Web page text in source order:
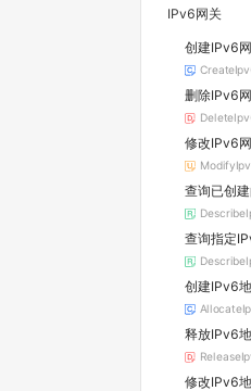
IPv6网关
创建IPv6
删除IPv6
修改IPv6
查询已创
查询指定
创建IPv6
释放IPv6
修改IPv6